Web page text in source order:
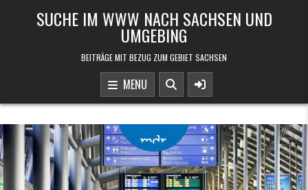
SUCHE IM WWW NACH SACHSEN UND
UMGEBING
BEITRÄGE MIT BEZUG ZUM GEBIET SACHSEN
MENU